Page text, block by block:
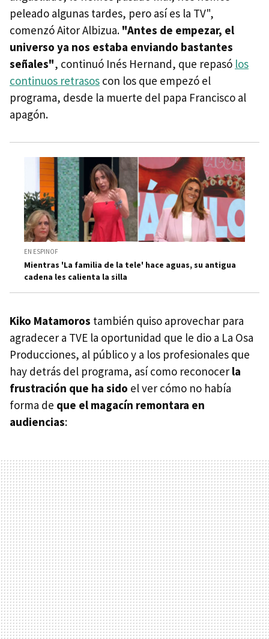
peleado algunas tardes, pero así es la TV",
comenzó Aitor Albizua. "Antes de empezar, el
universo ya nos estaba enviando bastantes
señales", continuó Inés Hernand, que repasó los
continuos retrasos con los que empezó el
programa, desde la muerte del papa Francisco al
apagón.
EN ESPINOF
Mientras 'La familia de la tele' hace aguas, su antigua
cadena les calienta la silla
Kiko Matamoros también quiso aprovechar para
agradecer a TVE la oportunidad que le dio a La Osa
Producciones, al público y a los profesionales que
hay detrás del programa, así como reconocer la
frustración que ha sido el ver cómo no había
forma de que el magacín remontara en
audiencias: